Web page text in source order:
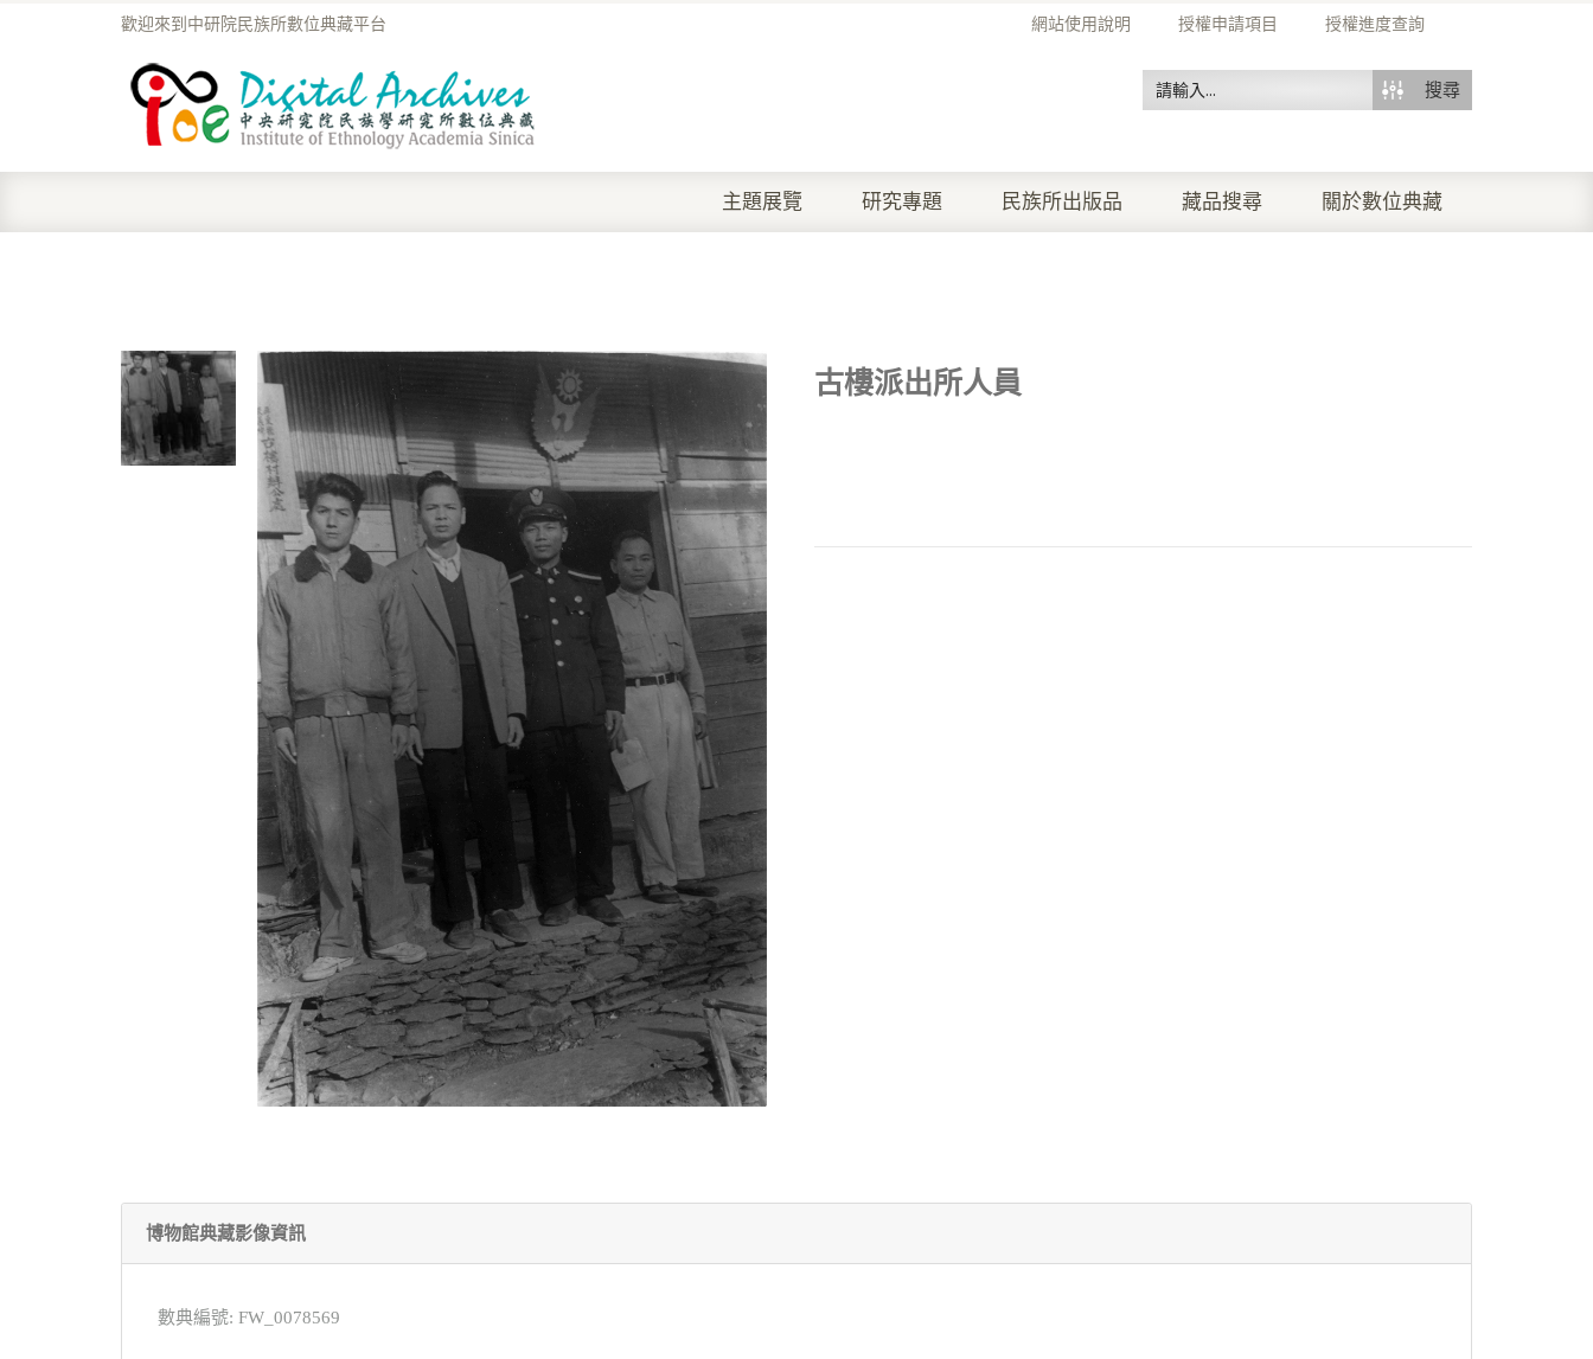
網站使用說明 授權申請項目 授權進度查詢
歡迎來到中研院民族所數位典藏平台
搜尋
主題展覽 研究專題 民族所出版品 藏品搜尋 關於數位典藏
古樓派出所人員
博物館典藏影像資訊
數典編號: FW_0078569